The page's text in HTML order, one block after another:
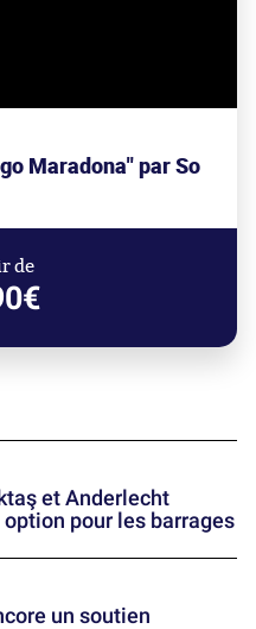
Maradona" par So
de
et Anderlecht
pour les barrages
un soutien